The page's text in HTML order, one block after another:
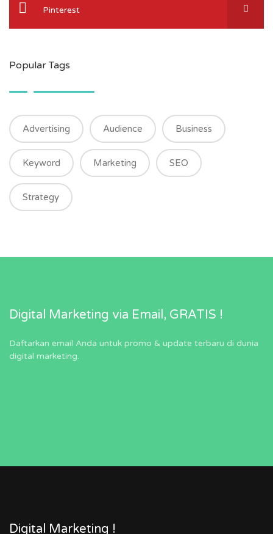
Pinterest
Popular Tags
Advertising Audience Business
Keyword Marketing SEO
Strategy
Digital Marketing via Email, GRATIS !
Daftarkan email Anda untuk promo & update terbaru di dunia
digital marketing.
Digital Marketing !